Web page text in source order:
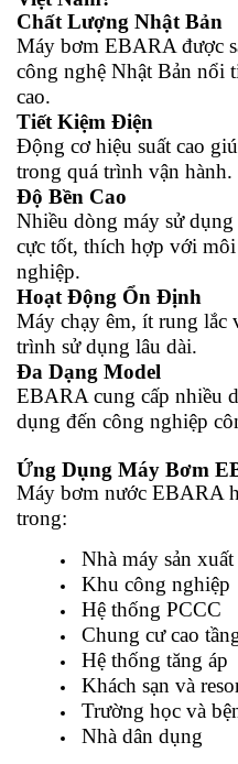
Chất Lượng Nhật Bản
Máy bơm EBARA được
công nghệ Nhật Bản nổi
cao.
Tiết Kiệm Điện
Động cơ hiệu suất cao
trong quá trình vận hành.
Độ Bền Cao
Nhiều dòng máy sử
cực tốt, thích hợp với
nghiệp.
Hoạt Động Ổn Định
Máy chạy êm, ít rung lắc
trình sử dụng lâu dài.
Đa Dạng Model
EBARA cung cấp nhiều
dụng đến công nghiệp
Ứng Dụng Máy Bơm
Máy bơm nước EBARA
trong:
Nhà máy sản xuất
Khu công nghiệp
Hệ thống PCCC
Chung cư cao
Hệ thống tăng áp
Khách sạn và
Trường học và
Nhà dân dụng